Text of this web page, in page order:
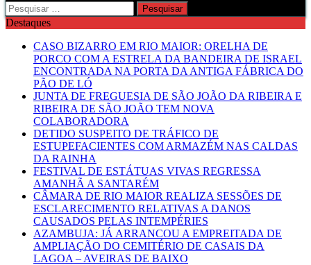
Pesquisar
por:
Destaques
CASO BIZARRO EM RIO MAIOR: ORELHA DE
PORCO COM A ESTRELA DA BANDEIRA DE ISRAEL
ENCONTRADA NA PORTA DA ANTIGA FÁBRICA DO
PÃO DE LÓ
JUNTA DE FREGUESIA DE SÃO JOÃO DA RIBEIRA E
RIBEIRA DE SÃO JOÃO TEM NOVA
COLABORADORA
DETIDO SUSPEITO DE TRÁFICO DE
ESTUPEFACIENTES COM ARMAZÉM NAS CALDAS
DA RAINHA
FESTIVAL DE ESTÁTUAS VIVAS REGRESSA
AMANHÃ A SANTARÉM
CÂMARA DE RIO MAIOR REALIZA SESSÕES DE
ESCLARECIMENTO RELATIVAS A DANOS
CAUSADOS PELAS INTEMPÉRIES
AZAMBUJA: JÁ ARRANCOU A EMPREITADA DE
AMPLIAÇÃO DO CEMITÉRIO DE CASAIS DA
LAGOA – AVEIRAS DE BAIXO